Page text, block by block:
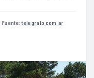
·Fuente:telegrafo.com.ar